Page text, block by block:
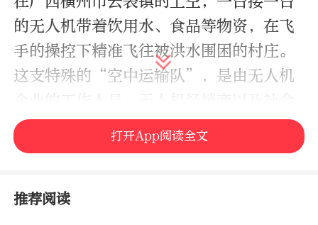
的无人机带着饮用水、食品等物资，在飞
手的操控下精准飞往被洪水围困的村庄。
这支特殊的“空中运输队”，是由无人机
各界志愿者自发组成的。
网、断水、断路的极端情况，很多偏远点
打开App阅读全文
推荐阅读